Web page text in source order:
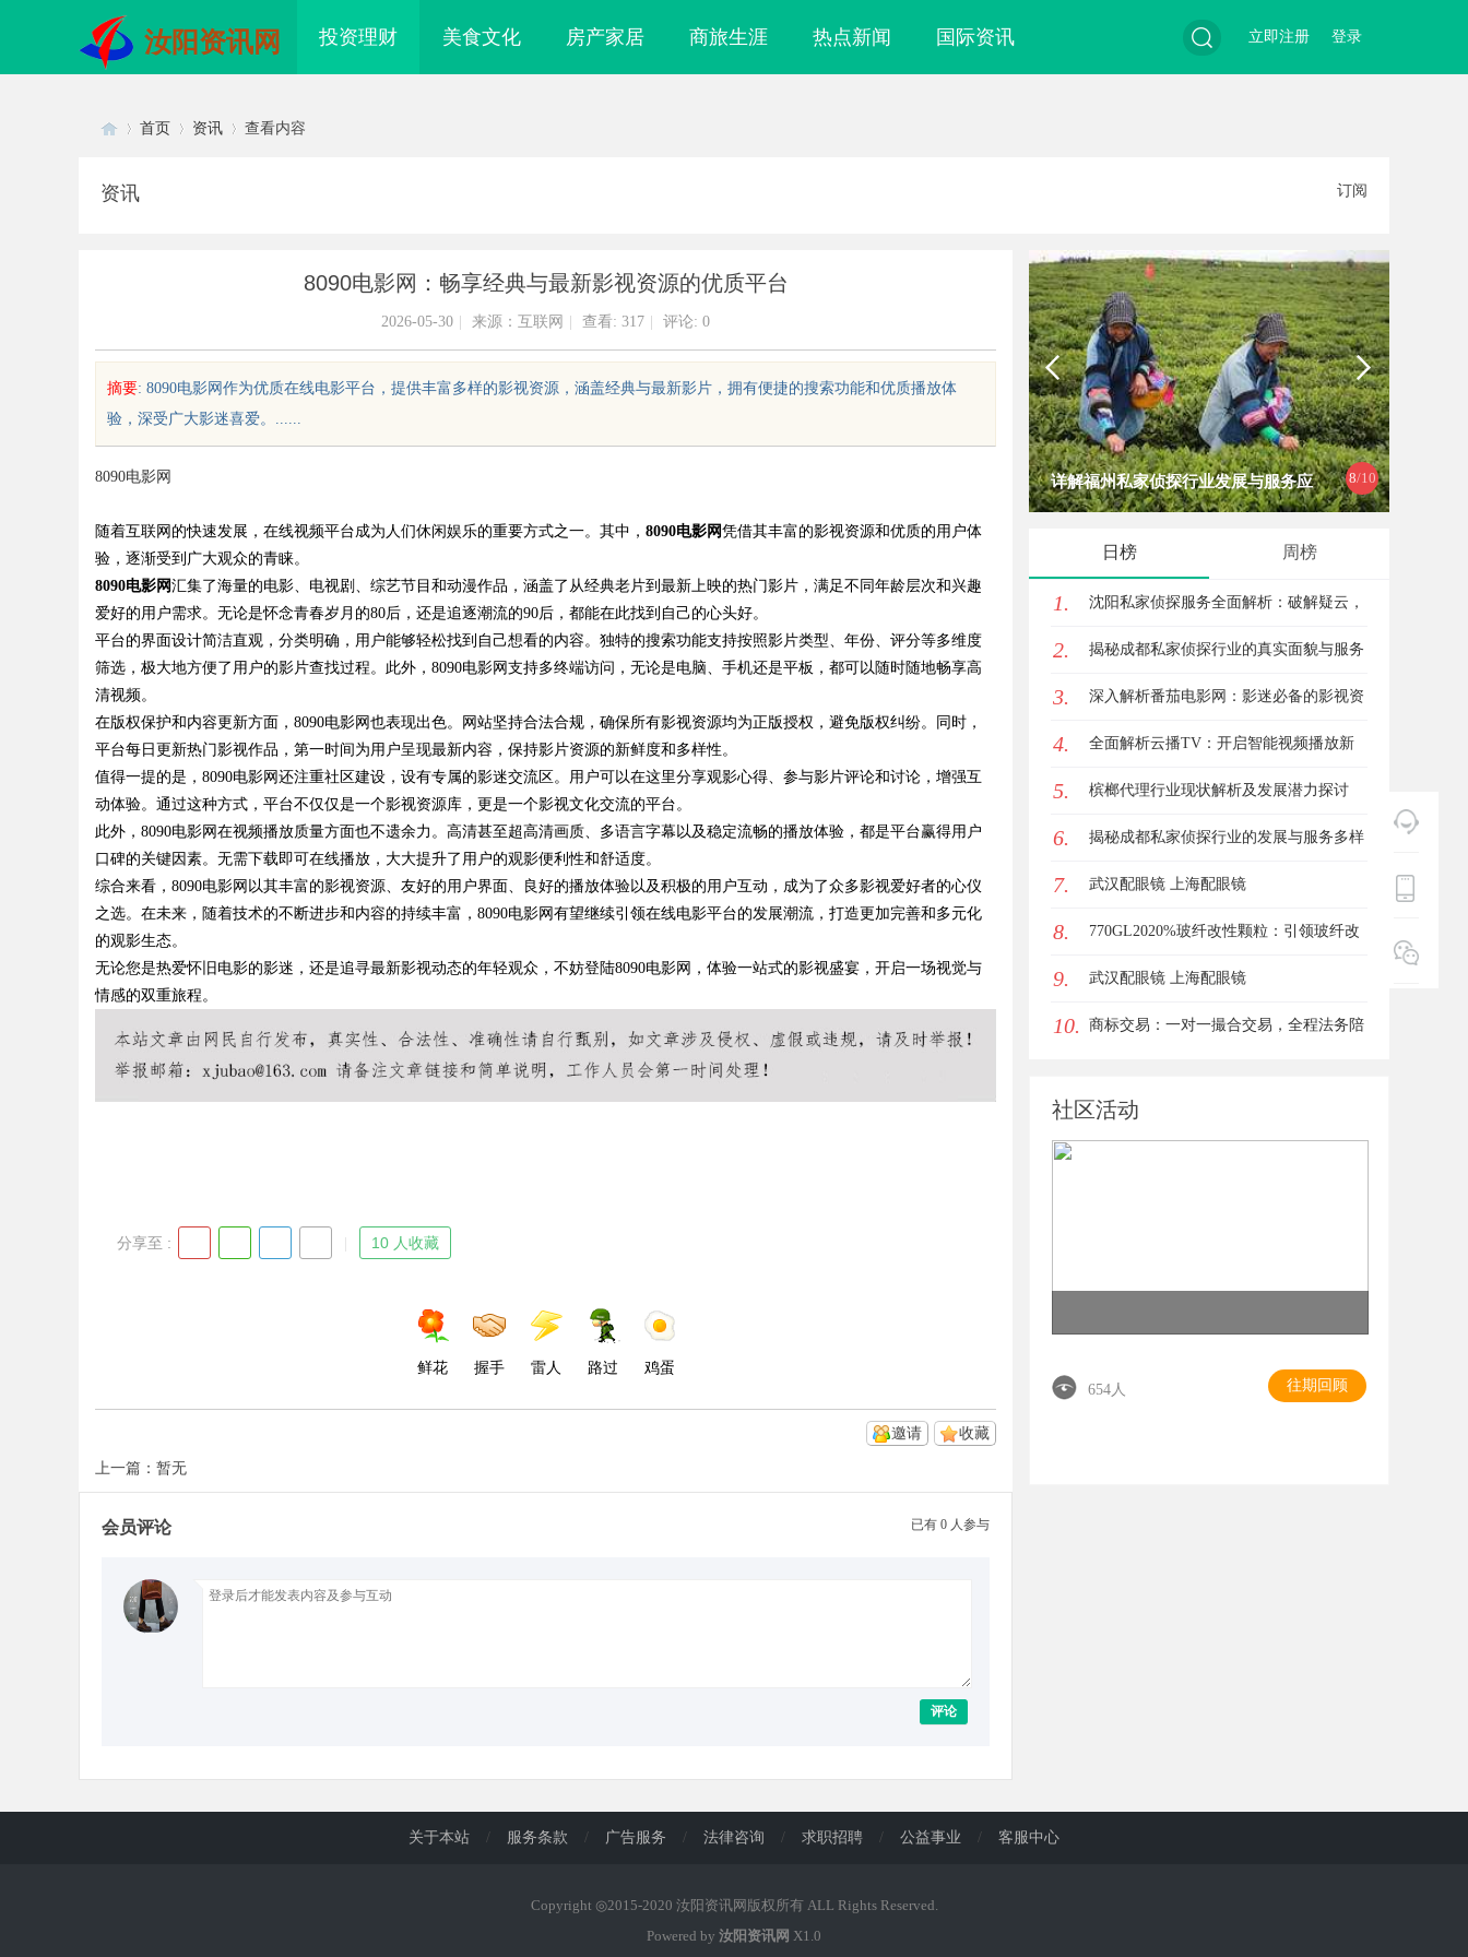
汝阳资讯网 投资理财 美食文化 房产家居 商旅生涯 热点新闻 国际资讯
索
登录
立即注册
uz
!
d
首页 资讯 查看内容
资讯 订阅
8090电影网：畅享经典与最新影视资源的优质平台
2026-05-30 来源：互联网 查看: 317 评论: 0
摘要: 8090电影网作为优质在线电影平台，提供丰富多样的影视资源，涵盖经典与最新影片，拥有便捷的搜索功能和优质播放体
验，深受广大影迷喜爱。......
8090电影网
随着互联网的快速发展，在线视频平台成为人们休闲娱乐的重要方式之一。其中， 8090电影网凭借其丰富的影视资源和优质的用户体
验，逐渐受到广大观众的青睐。
8090电影网汇集了海量的电影、电视剧、综艺节目和动漫作品，涵盖了从经典老片到最新上映的热门影片，满足不同年龄层次和兴趣
爱好的用户需求。无论是怀念青春岁月的80后，还是追逐潮流的90后，都能在此找到自己的心头好。
平台的界面设计简洁直观，分类明确，用户能够轻松找到自己想看的内容。独特的搜索功能支持按照影片类型、年份、评分等多维度
筛选，极大地方便了用户的影片查找过程。此外，8090电影网支持多终端访问，无论是电脑、手机还是平板，都可以随时随地畅享高
清视频。
在版权保护和内容更新方面，8090电影网也表现出色。网站坚持合法合规，确保所有影视资源均为正版授权，避免版权纠纷。同时，
平台每日更新热门影视作品，第一时间为用户呈现最新内容，保持影片资源的新鲜度和多样性。
值得一提的是，8090电影网还注重社区建设，设有专属的影迷交流区。用户可以在这里分享观影心得、参与影片评论和讨论，增强互
动体验。通过这种方式，平台不仅仅是一个影视资源库，更是一个影视文化交流的平台。
此外，8090电影网在视频播放质量方面也不遗余力。高清甚至超高清画质、多语言字幕以及稳定流畅的播放体验，都是平台赢得用户
口碑的关键因素。无需下载即可在线播放，大大提升了用户的观影便利性和舒适度。
综合来看，8090电影网以其丰富的影视资源、友好的用户界面、良好的播放体验以及积极的用户互动，成为了众多影视爱好者的心仪
之选。在未来，随着技术的不断进步和内容的持续丰富，8090电影网有望继续引领在线电影平台的发展潮流，打造更加完善和多元化
的观影生态。
无论您是热爱怀旧电影的影迷，还是追寻最新影视动态的年轻观众，不妨登陆8090电影网，体验一站式的影视盛宴，开启一场视觉与
情感的双重旅程。
分享至 : 10 人收藏
鲜花 握手 雷人 路过 鸡蛋
收藏
邀请
上一篇：暂无
已有 0 人参与
会员评论
评论
9/10
武汉配眼镜 上海配眼镜 详解福州私家侦探行业发展与服务应
用全方位指南
武汉配眼镜 上海配眼镜
日榜 周榜
1. 沈阳私家侦探服务全面解析：破解疑云，
守护真相的专家助力
2. 揭秘成都私家侦探行业的真实面貌与服务
价值
3. 深入解析番茄电影网：影迷必备的影视资
源平台详解与使用指南
4. 全面解析云播TV：开启智能视频播放新
时代的利器
5. 槟榔代理行业现状解析及发展潜力探讨
6. 揭秘成都私家侦探行业的发展与服务多样
性解析
7. 武汉配眼镜 上海配眼镜
8. 770GL2020%玻纤改性颗粒：引领玻纤改
性颗粒的新风潮
9. 武汉配眼镜 上海配眼镜
10. 商标交易：一对一撮合交易，全程法务陪
社区活动
654人 往期回顾
关于本站 / 服务条款 / 广告服务 / 法律咨询 / 求职招聘 / 公益事业 / 客服中心
Copyright ◎2015-2020 汝阳资讯网版权所有 ALL Rights Reserved.
Powered by 汝阳资讯网 X1.0